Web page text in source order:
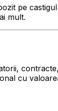
pe
mult.
cu